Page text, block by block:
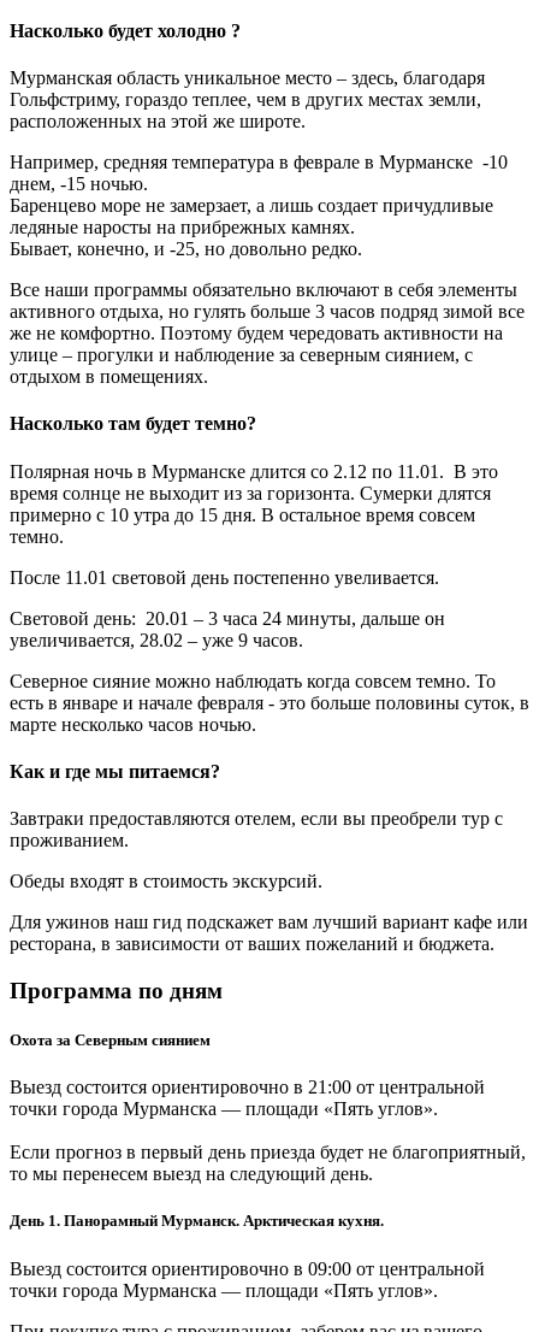
Насколько будет холодно ?
Мурманская область уникальное место – здесь, благодаря
Гольфстриму, гораздо теплее, чем в других местах земли,
расположенных на этой же широте.
Например, средняя температура в феврале в Мурманске -10
днем, -15 ночью.
Баренцево море не замерзает, а лишь создает причудливые
ледяные наросты на прибрежных камнях.
Бывает, конечно, и -25, но довольно редко.
Все наши программы обязательно включают в себя элементы
активного отдыха, но гулять больше 3 часов подряд зимой все
же не комфортно. Поэтому будем чередовать активности на
улице – прогулки и наблюдение за северным сиянием, с
отдыхом в помещениях.
Насколько там будет темно?
Полярная ночь в Мурманске длится со 2.12 по 11.01. В это
время солнце не выходит из за горизонта. Сумерки длятся
примерно с 10 утра до 15 дня. В остальное время совсем
темно.
После 11.01 световой день постепенно увеливается.
Световой день: 20.01 – 3 часа 24 минуты, дальше он
увеличивается, 28.02 – уже 9 часов.
Северное сияние можно наблюдать когда совсем темно. То
есть в январе и начале февраля - это больше половины суток, в
марте несколько часов ночью.
Как и где мы питаемся?
Завтраки предоставляются отелем, если вы преобрели тур с
проживанием.
Обеды входят в стоимость экскурсий.
Для ужинов наш гид подскажет вам лучший вариант кафе или
ресторана, в зависимости от ваших пожеланий и бюджета.
Программа по дням
Охота за Северным сиянием
Выезд состоится ориентировочно в 21:00 от центральной
точки города Мурманска — площади «Пять углов».
Если прогноз в первый день приезда будет не благоприятный,
то мы перенесем выезд на следующий день.
День 1. Панорамный Мурманск. Арктическая кухня.
Выезд состоится ориентировочно в 09:00 от центральной
точки города Мурманска — площади «Пять углов».